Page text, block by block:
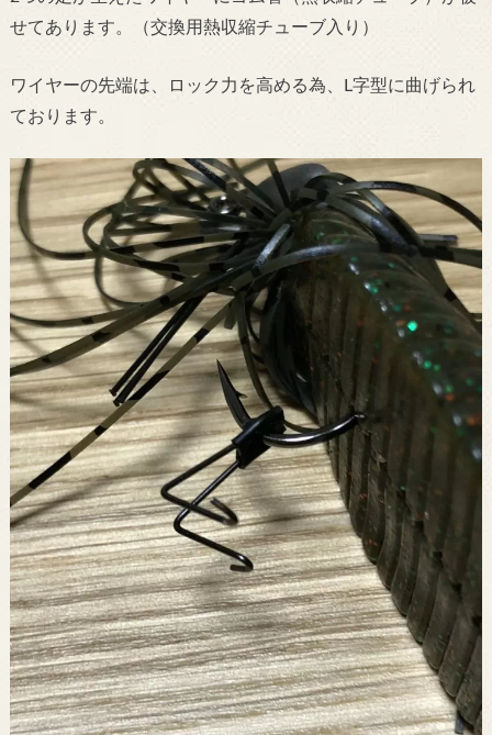
せてあります。（交換用熱収縮チューブ入り）
ワイヤーの先端は、ロック力を高める為、L字型に曲げられ
ております。